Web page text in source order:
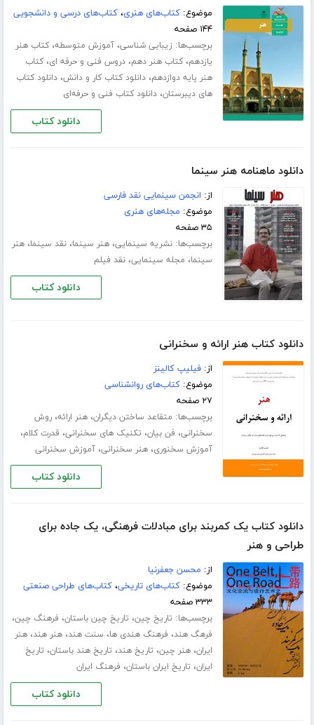
موضوع:کتاب‌های هنری،کتاب‌های درسی و دانشجویی
۱۴۴ صفحه
برچسب‌ها: زیبایی شناسی،آموزش متوسطه،کتاب هنر
یازدهم،کتاب هنر دهم،دروس فنی و حرفه ای،کتاب
هنر پایه دوازدهم،دانلود کتاب کار و دانش،دانلود کتاب
های دیبرستان،دانلود کتاب فنی و حرفه‌ای
دانلود کتاب
دانلود ماهنامه هنر سینما
از: انجمن سینمایی نقد فارسی
موضوع: مجله‌های هنری
۳۵ صفحه
برچسب‌ها:نشریه سینمایی،هنر سینما،نقد سینما،هنر
سینما، مجله سینمایی،نقد فیلم
دانلود کتاب
دانلود کتاب هنر ارائه و سخنرانی
از:فیلیپ کالینز
موضوع:کتاب‌های روانشناسی
۲۷ صفحه
برچسب‌ها: متقاعد ساختن دیگران،هنر ارائه،روش
سخنرانی، فن بیان، تکنیک های سخنرانی، قدرت کلام،
آموزش سخنوری،هنر سخنرانی،آموزش سخنرانی
دانلود کتاب
دانلود کتاب یک کمربند برای مبادلات فرهنگی، یک جاده برای
طراحی و هنر
از: محسن جعفرنیا
موضوع:کتاب‌های تاریخی،کتاب‌های طراحی صنعتی
۳۳۳ صفحه
برچسب‌ها: تاریخ چین، تاریخ چین باستان، فرهنگ چین،
فرهگ هند، فرهنگ هندی ها، سنت هند،هنر هند،هنر
ایران،هنر چین، تاریخ هند، تاریخ هند باستان، تاریخ
ایران، تاریخ ایران باستان، فرهنگ ایران
دانلود کتاب